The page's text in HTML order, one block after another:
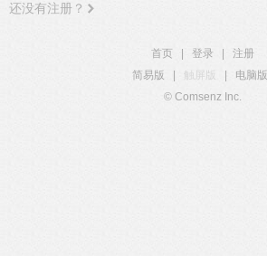
还没有注册？
首页 登录
注册
简易版
触屏版 电脑版
© Comsenz Inc.